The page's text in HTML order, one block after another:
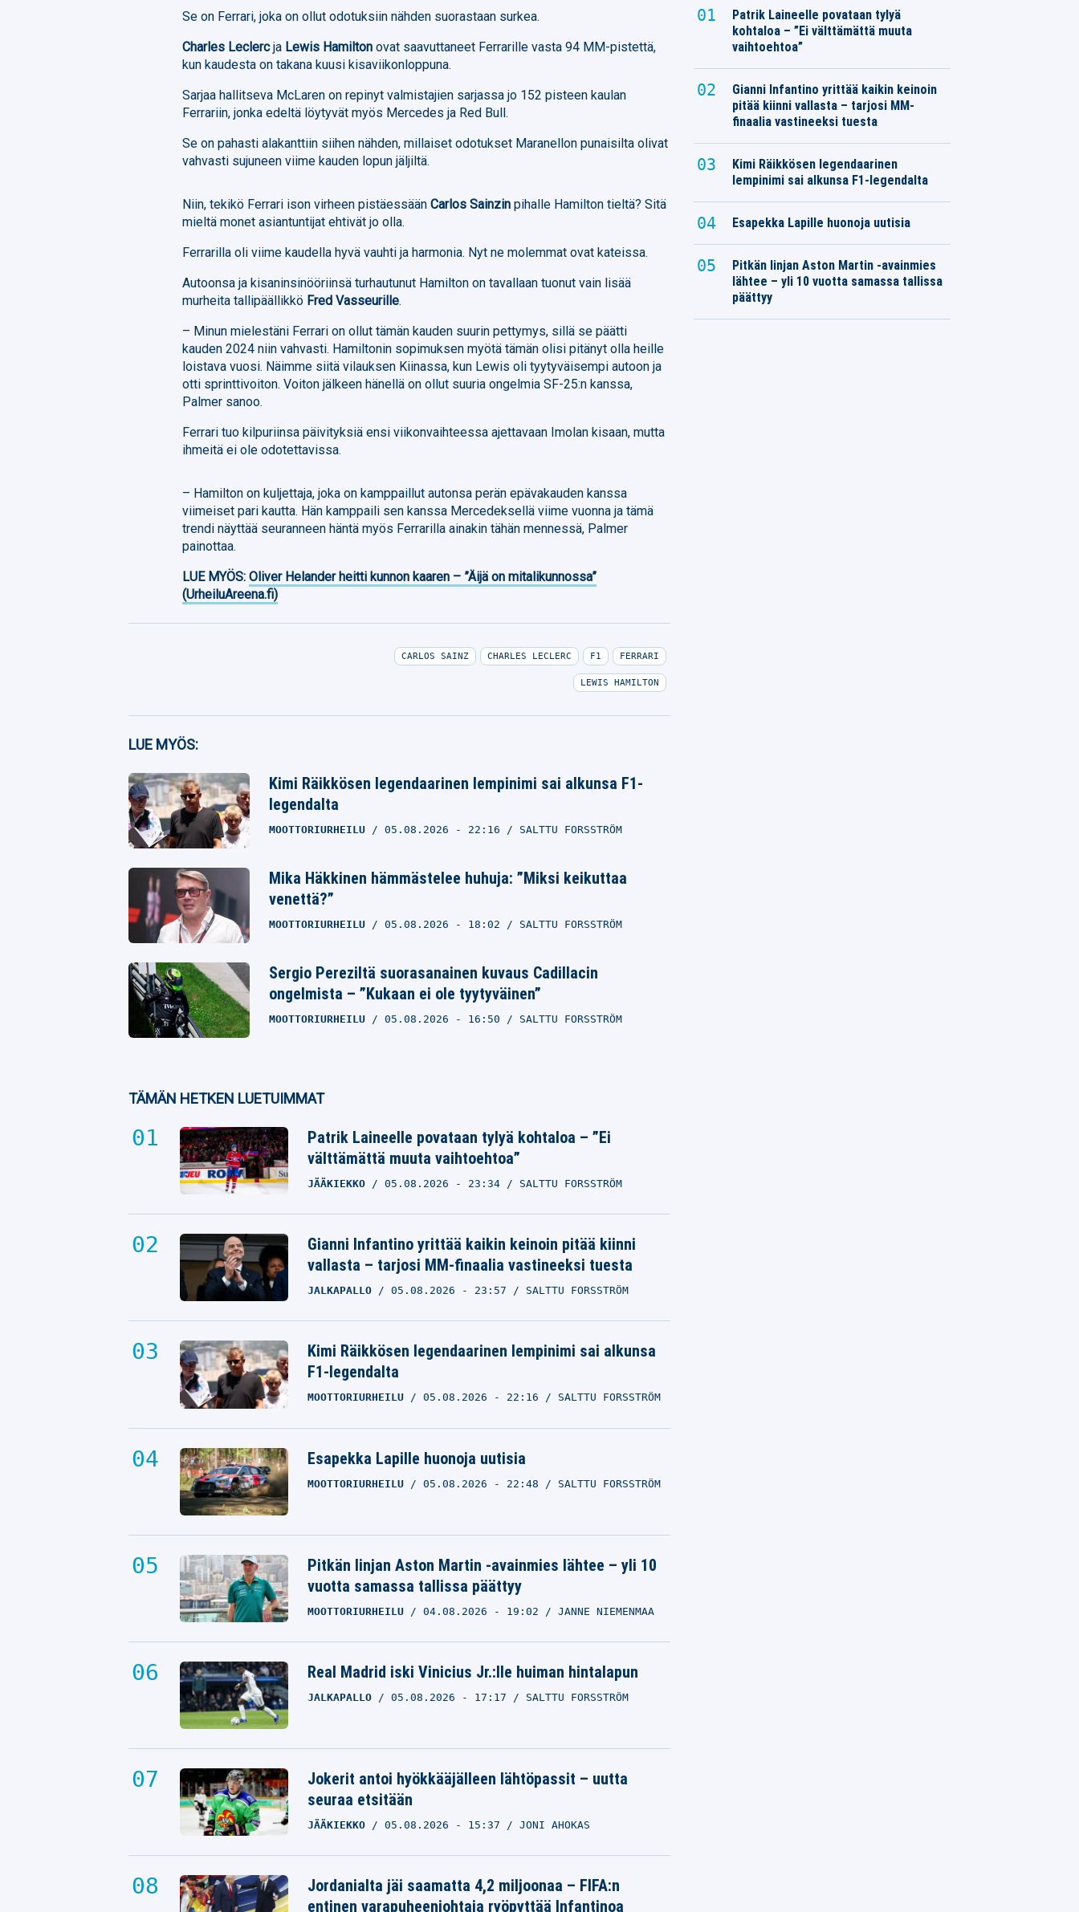
Se on Ferrari, joka on ollut odotuksiin nähden suorastaan surkea.
Charles Leclercja Lewis Hamilton ovat saavuttaneet Ferrarille vasta 94 MM-pistettä,
kun kaudesta on takana kuusi kisaviikonloppuna.
Sarjaa hallitseva McLaren on repinyt valmistajien sarjassa jo 152 pisteen kaulan
Ferrariin, jonka edeltä löytyvät myös Mercedes ja Red Bull.
Se on pahasti alakanttiin siihen nähden, millaiset odotukset Maranellon punaisilta olivat
vahvasti sujuneen viime kauden lopun jäljiltä.
Niin, tekikö Ferrari ison virheen pistäessäänCarlos Sainzin pihalle Hamilton tieltä? Sitä
mieltä monet asiantuntijat ehtivät jo olla.
Ferrarilla oli viime kaudella hyvä vauhti ja harmonia. Nyt ne molemmat ovat kateissa.
Autoonsa ja kisaninsinööriinsä turhautunut Hamilton on tavallaan tuonut vain lisää
murheita tallipäällikkö Fred Vasseurille.
– Minun mielestäni Ferrari on ollut tämän kauden suurin pettymys, sillä se päätti
kauden 2024 niin vahvasti. Hamiltonin sopimuksen myötä tämän olisi pitänyt olla heille
loistava vuosi. Näimme siitä vilauksen Kiinassa, kun Lewis oli tyytyväisempi autoon ja
otti sprinttivoiton. Voiton jälkeen hänellä on ollut suuria ongelmia SF-25:n kanssa,
Palmer sanoo.
Ferrari tuo kilpuriinsa päivityksiä ensi viikonvaihteessa ajettavaan Imolan kisaan, mutta
ihmeitä ei ole odotettavissa.
– Hamilton on kuljettaja, joka on kamppaillut autonsa perän epävakauden kanssa
viimeiset pari kautta. Hän kamppaili sen kanssa Mercedeksellä viime vuonna ja tämä
trendi näyttää seuranneen häntä myös Ferrarilla ainakin tähän mennessä, Palmer
painottaa.
LUE MYÖS:Oliver Helander heitti kunnon kaaren – ”Äijä on mitalikunnossa”
(UrheiluAreena.fi)
Whatsapp
CARLOS SAINZ CHARLES LECLERC F1 FERRARI
LEWIS HAMILTON
LUE MYÖS:
Kimi Räikkösen legendaarinen lempinimi sai alkunsa F1-
legendalta
MOOTTORIURHEILU 05.08.2026 - 22:16 SALTTU FORSSTRÖM
Mika Häkkinen hämmästelee huhuja: ”Miksi keikuttaa
venettä?”
MOOTTORIURHEILU 05.08.2026 - 18:02 SALTTU FORSSTRÖM
Sergio Pereziltä suorasanainen kuvaus Cadillacin
ongelmista – ”Kukaan ei ole tyytyväinen”
MOOTTORIURHEILU 05.08.2026 - 16:50 SALTTU FORSSTRÖM
TÄMÄN HETKEN LUETUIMMAT
Patrik Laineelle povataan tylyä kohtaloa – ”Ei
välttämättä muuta vaihtoehtoa”
JÄÄKIEKKO 05.08.2026 - 23:34 SALTTU FORSSTRÖM
Gianni Infantino yrittää kaikin keinoin pitää kiinni
vallasta – tarjosi MM-finaalia vastineeksi tuesta
JALKAPALLO 05.08.2026 - 23:57 SALTTU FORSSTRÖM
Kimi Räikkösen legendaarinen lempinimi sai alkunsa
F1-legendalta
MOOTTORIURHEILU 05.08.2026 - 22:16 SALTTU FORSSTRÖM
Esapekka Lapille huonoja uutisia
MOOTTORIURHEILU 05.08.2026 - 22:48 SALTTU FORSSTRÖM
Pitkän linjan Aston Martin -avainmies lähtee – yli 10
vuotta samassa tallissa päättyy
MOOTTORIURHEILU 04.08.2026 - 19:02 JANNE NIEMENMAA
Real Madrid iski Vinicius Jr.:lle huiman hintalapun
JALKAPALLO 05.08.2026 - 17:17 SALTTU FORSSTRÖM
Jokerit antoi hyökkääjälleen lähtöpassit – uutta
seuraa etsitään
JÄÄKIEKKO 05.08.2026 - 15:37 JONI AHOKAS
Jordanialta jäi saamatta 4,2 miljoonaa – FIFA:n
entinen varapuheenjohtaja ryöpyttää Infantinoa
Patrik Laineelle povataan tylyä
kohtaloa – ”Ei välttämättä muuta
vaihtoehtoa”
Gianni Infantino yrittää kaikin keinoin
pitää kiinni vallasta – tarjosi MM-
finaalia vastineeksi tuesta
Kimi Räikkösen legendaarinen
lempinimi sai alkunsa F1-legendalta
Esapekka Lapille huonoja uutisia
Pitkän linjan Aston Martin -avainmies
lähtee – yli 10 vuotta samassa tallissa
päättyy